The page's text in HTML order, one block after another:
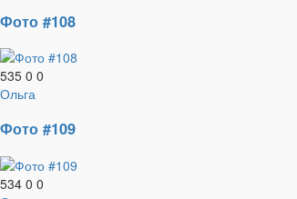
Фото #108
535 0 0
Ольга
Фото #109
534 0 0